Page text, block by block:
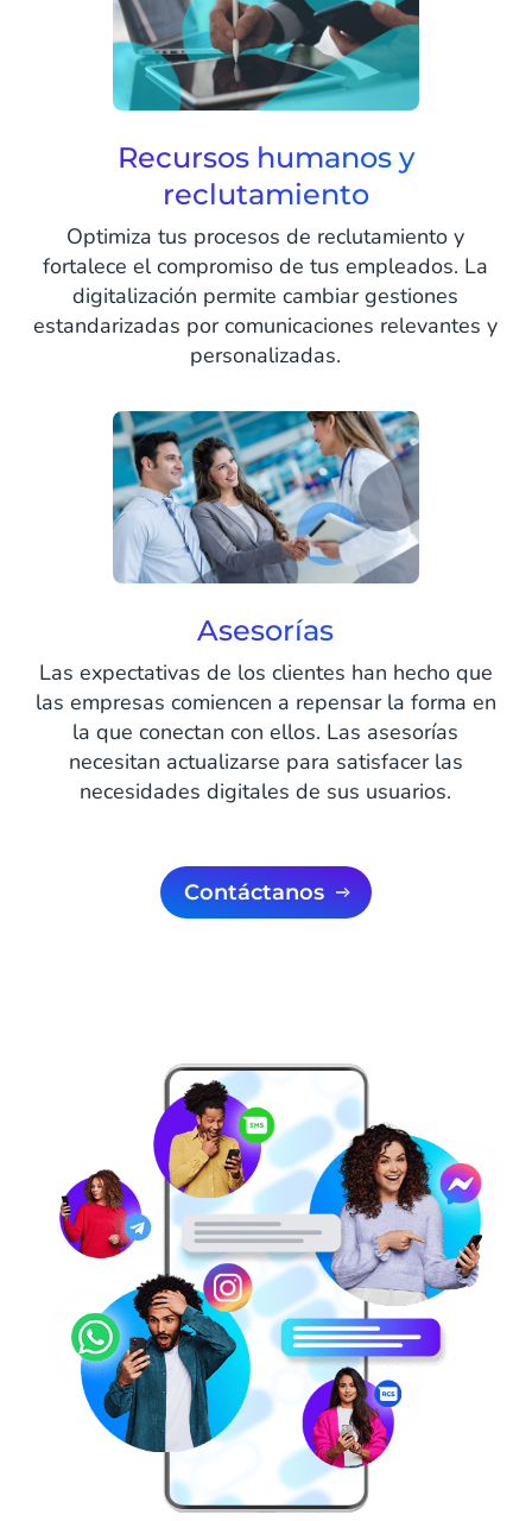
Recursos humanos y
reclutamiento
Optimiza tus procesos de reclutamiento y
fortalece el compromiso de tus empleados. La
digitalización permite cambiar gestiones
estandarizadas por comunicaciones relevantes y
personalizadas.
Asesorías
Las expectativas de los clientes han hecho que
las empresas comiencen a repensar la forma en
la que conectan con ellos. Las asesorías
necesitan actualizarse para satisfacer las
necesidades digitales de sus usuarios.
Contáctanos